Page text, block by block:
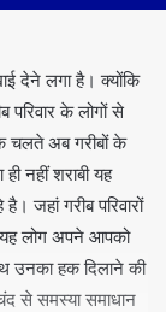
देने लगा है। क्योंकि
परिवार के लोगों से
चलते अब गरीबों के
नहीं शराबी यह
जहां गरीब परिवारों
लोग अपने आपको
उनका हक दिलाने की
से समस्या समाधान